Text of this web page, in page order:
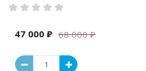
68 000 ₽
47 000 ₽